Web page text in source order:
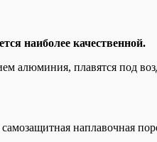
наиболее качественной.
алюминия, плавятся под
наплавочная